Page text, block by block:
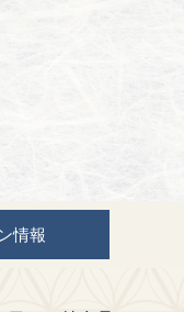
情報